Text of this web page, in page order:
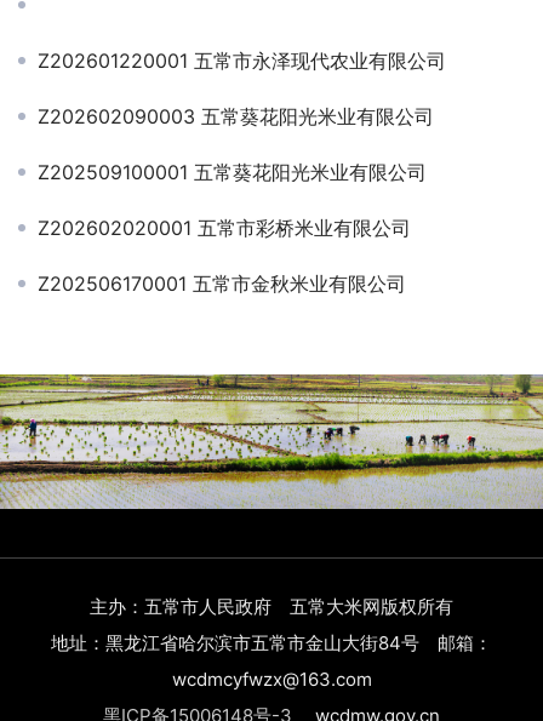
Z202601220001 五常市永泽现代农业有限公司
Z202602090003 五常葵花阳光米业有限公司
Z202509100001 五常葵花阳光米业有限公司
Z202602020001 五常市彩桥米业有限公司
Z202506170001 五常市金秋米业有限公司
主办：五常市人民政府 五常大米网版权所有
地址：黑龙江省哈尔滨市五常市金山大街84号 邮箱：
wcdmcyfwzx@163.com
黑ICP备15006148号-3 wcdmw.gov.cn